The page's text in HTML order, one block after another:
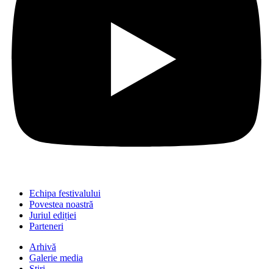
Echipa festivalului
Povestea noastră
Juriul ediției
Parteneri
Arhivă
Galerie media